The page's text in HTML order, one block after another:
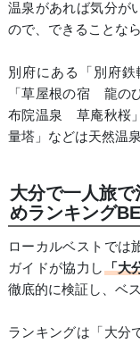
温泉があれば気分が
ので、できることなら
別府にある「別府
「草屋根の宿 龍の
布院温泉 草庵秋桜
量塔」などは天然温
大分で一人旅
めランキング
ローカルベストでは
ガイドが協力し「大
徹底的に検証し、ベ
ランキングは「大分